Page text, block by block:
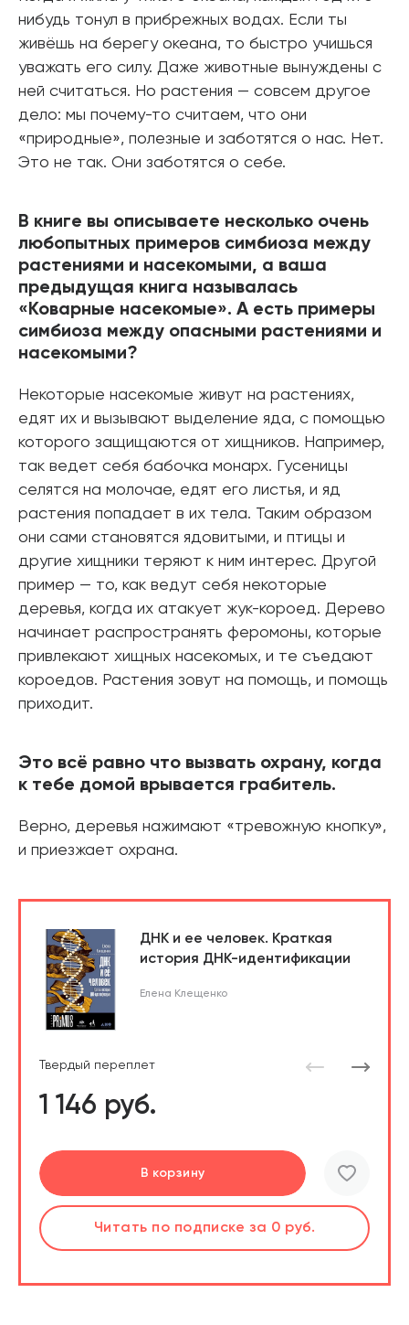
нибудь тонул в прибрежных водах. Если ты
живёшь на берегу океана, то быстро учишься
уважать его силу. Даже животные вынуждены с
ней считаться. Но растения — совсем другое
дело: мы почему-то считаем, что они
«природные», полезные и заботятся о нас. Нет.
Это не так. Они заботятся о себе.
В книге вы описываете несколько очень
любопытных примеров симбиоза между
растениями и насекомыми, а ваша
предыдущая книга называлась
«Коварные насекомые». А есть примеры
симбиоза между опасными растениями и
насекомыми?
Некоторые насекомые живут на растениях,
едят их и вызывают выделение яда, с помощью
которого защищаются от хищников. Например,
так ведет себя бабочка монарх. Гусеницы
селятся на молочае, едят его листья, и яд
растения попадает в их тела. Таким образом
они сами становятся ядовитыми, и птицы и
другие хищники теряют к ним интерес. Другой
пример — то, как ведут себя некоторые
деревья, когда их атакует жук-короед. Дерево
начинает распространять феромоны, которые
привлекают хищных насекомых, и те съедают
короедов. Растения зовут на помощь, и помощь
приходит.
Это всё равно что вызвать охрану, когда
к тебе домой врывается грабитель.
Верно, деревья нажимают «тревожную кнопку»,
и приезжает охрана.
ДНК и ее человек. Краткая
история ДНК-идентификации
Елена Клещенко
Твердый переплет
1 146 руб.
В корзину
В корзине
Читать по подписке за 0 руб.
Перейти
Читать по подписке за 0 руб.
Перейти
Слушатьпо подпискеза 0 руб.
Подробнее
Читать по подписке за 0 руб.